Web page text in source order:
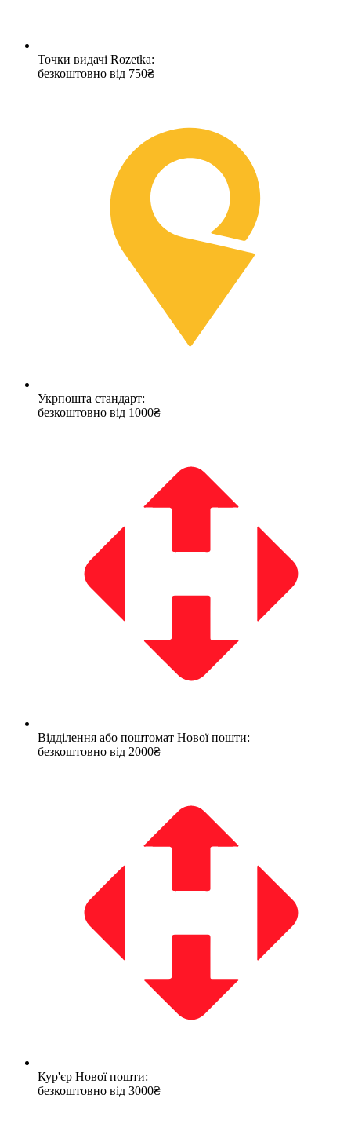
Точки видачі Rozetka:
безкоштовно від 750₴
Укрпошта стандарт:
безкоштовно від 1000₴
Відділення або поштомат Нової пошти:
безкоштовно від 2000₴
Кур'єр Нової пошти:
безкоштовно від 3000₴